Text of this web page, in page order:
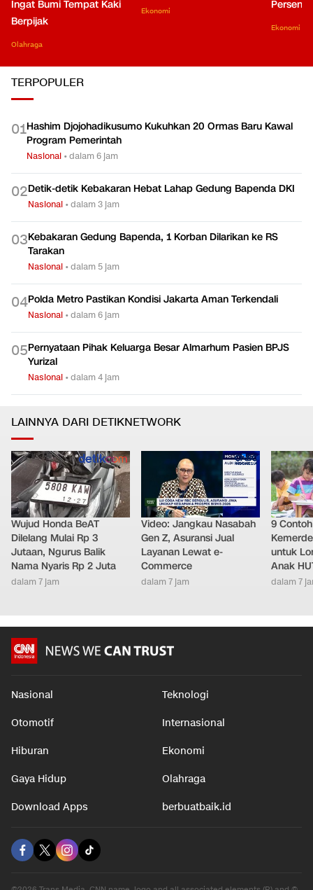
Ingat Bumi Tempat Kaki
Berpijak
Olahraga
Ekonomi
Persen
Ekonomi
TERPOPULER
01Hashim Djojohadikusumo Kukuhkan 20 Ormas Baru Kawal
Program Pemerintah
Nasional •dalam 6 jam
02Detik-detik Kebakaran Hebat Lahap Gedung Bapenda DKI
Nasional •dalam 3 jam
03Kebakaran Gedung Bapenda, 1 Korban Dilarikan ke RS
Tarakan
Nasional •dalam 5 jam
04Polda Metro Pastikan Kondisi Jakarta Aman Terkendali
Nasional •dalam 6 jam
05Pernyataan Pihak Keluarga Besar Almarhum Pasien BPJS
Yurizal
Nasional •dalam 4 jam
LAINNYA DARI DETIKNETWORK
Wujud Honda BeAT
Dilelang Mulai Rp 3
Jutaan, Ngurus Balik
Nama Nyaris Rp 2 Juta
dalam 7 jam
Video: Jangkau Nasabah
Gen Z, Asuransi Jual
Layanan Lewat e-
Commerce
dalam 7 jam
9
untuk
Anak
dalam 7
Nasional Teknologi
Otomotif Internasional
Hiburan Ekonomi
Gaya Hidup Olahraga
Download Apps berbuatbaik.id